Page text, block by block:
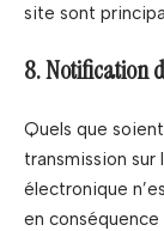
site sont
8. Notification
Quels que
transmission
électronique
en conséquence